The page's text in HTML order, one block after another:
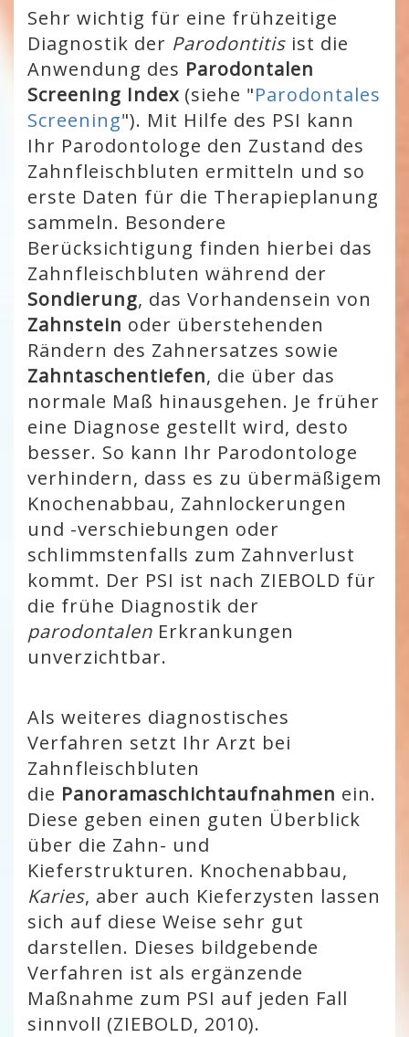
Sehr wichtig für eine frühzeitige
Diagnostik der Parodontitis ist die
Anwendung des Parodontalen
Screening Index (siehe "Parodontales
Screening"). Mit Hilfe des PSI kann
Ihr Parodontologe den Zustand des
Zahnfleischbluten ermitteln und so
erste Daten für die Therapieplanung
sammeln. Besondere
Berücksichtigung finden hierbei das
Zahnfleischbluten während der
Sondierung, das Vorhandensein von
Zahnstein oder überstehenden
Rändern des Zahnersatzes sowie
Zahntaschentiefen, die über das
normale Maß hinausgehen. Je früher
eine Diagnose gestellt wird, desto
besser. So kann Ihr Parodontologe
verhindern, dass es zu übermäßigem
Knochenabbau, Zahnlockerungen
und -verschiebungen oder
schlimmstenfalls zum Zahnverlust
kommt. Der PSI ist nach ZIEBOLD für
die frühe Diagnostik der
parodontalen Erkrankungen
unverzichtbar.
Als weiteres diagnostisches
Verfahren setzt Ihr Arzt bei
Zahnfleischbluten
die Panoramaschichtaufnahmen ein.
Diese geben einen guten Überblick
über die Zahn- und
Kieferstrukturen. Knochenabbau,
Karies, aber auch Kieferzysten lassen
sich auf diese Weise sehr gut
darstellen. Dieses bildgebende
Verfahren ist als ergänzende
Maßnahme zum PSI auf jeden Fall
sinnvoll (ZIEBOLD, 2010).